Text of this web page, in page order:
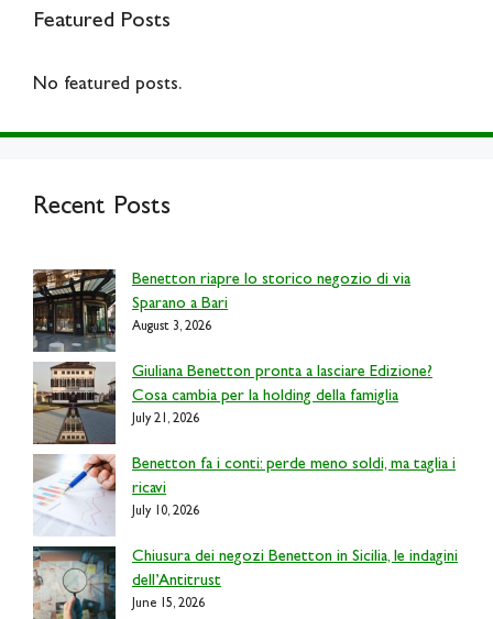
Featured Posts
No featured posts.
Recent Posts
Benetton riapre lo storico negozio di via
Sparano a Bari
August 3, 2026
Giuliana Benetton pronta a lasciare Edizione?
Cosa cambia per la holding della famiglia
July 21, 2026
Benetton fa i conti: perde meno soldi, ma taglia i
ricavi
July 10, 2026
Chiusura dei negozi Benetton in Sicilia, le indagini
dell’Antitrust
June 15, 2026